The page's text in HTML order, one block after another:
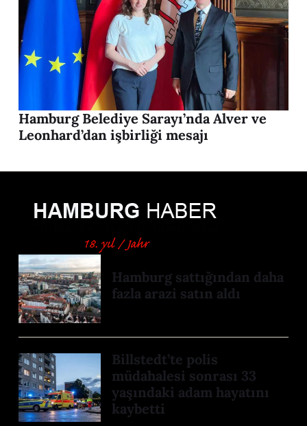
Hamburg Belediye Sarayı’nda Alver ve
Leonhard’dan işbirliği mesajı
Hamburg sattığından daha
fazla arazi satın aldı
Billstedt’te polis
müdahalesi sonrası 33
yaşındaki adam hayatını
kaybetti